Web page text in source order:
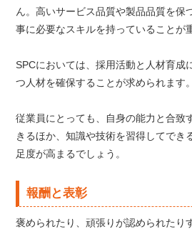
ん。高いサービス品質や製品品質を保
事に必要なスキルを持っていることが
SPCにおいては、採用活動と人材育成
つ人材を確保することが求められます。
従業員にとっても、自身の能力と合致
きるほか、知識や技術を習得してでき
足度が高まるでしょう。
報酬と表彰
褒められたり、頑張りが認められたり